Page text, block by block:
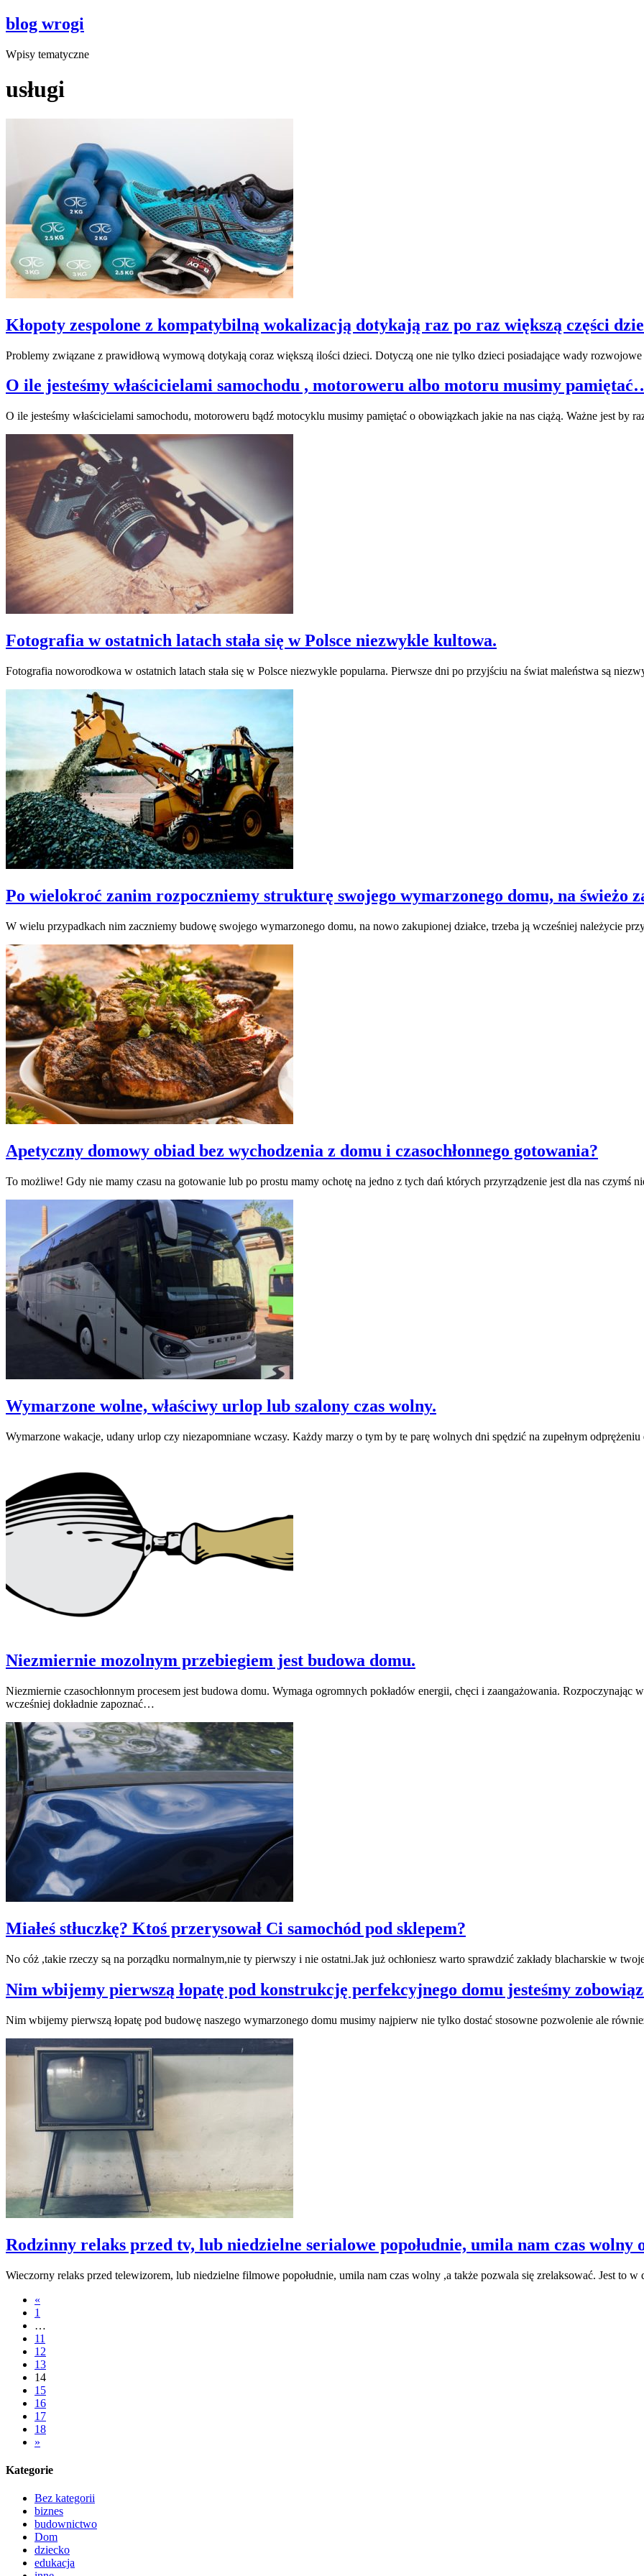
blog wrogi
Wpisy tematyczne
usługi
Kłopoty zespolone z kompatybilną wokalizacją dotykają raz po raz większą części
Problemy związane z prawidłową wymową dotykają coraz większą ilości dzieci. Dotyczą one nie tylko dzieci posiadające wady
O ile jesteśmy właścicielami samochodu , motoroweru albo motoru musimy
O ile jesteśmy właścicielami samochodu, motoroweru bądź motocyklu musimy pamiętać o obowiązkach jakie na nas ciążą. Ważne jest by
Fotografia w ostatnich latach stała się w Polsce niezwykle kultowa.
Fotografia noworodkowa w ostatnich latach stała się w Polsce niezwykle popularna. Pierwsze dni po przyjściu na świat maleństwa są
Po wielokroć zanim rozpoczniemy strukturę swojego wymarzonego domu, na świeżo
W wielu przypadkach nim zaczniemy budowę swojego wymarzonego domu, na nowo zakupionej działce, trzeba ją wcześniej należycie
Apetyczny domowy obiad bez wychodzenia z domu i czasochłonnego gotowania?
To możliwe! Gdy nie mamy czasu na gotowanie lub po prostu mamy ochotę na jedno z tych dań których przyrządzenie jest dla nas czymś
Wymarzone wolne, właściwy urlop lub szalony czas wolny.
Wymarzone wakacje, udany urlop czy niezapomniane wczasy. Każdy marzy o tym by te parę wolnych dni spędzić na zupełnym
Niezmiernie mozolnym przebiegiem jest budowa domu.
Niezmiernie czasochłonnym procesem jest budowa domu. Wymaga ogromnych pokładów energii, chęci i zaangażowania. Rozpoczynając
wcześniej dokładnie zapoznać…
Miałeś stłuczkę? Ktoś przerysował Ci samochód pod sklepem?
No cóż ,takie rzeczy są na porządku normalnym,nie ty pierwszy i nie ostatni.Jak już ochłoniesz warto sprawdzić zakłady blacharskie w
Nim wbijemy pierwszą łopatę pod konstrukcję perfekcyjnego domu jesteśmy
Nim wbijemy pierwszą łopatę pod budowę naszego wymarzonego domu musimy najpierw nie tylko dostać stosowne pozwolenie ale
Rodzinny relaks przed tv, lub niedzielne serialowe popołudnie, umila nam czas wolny
Wieczorny relaks przed telewizorem, lub niedzielne filmowe popołudnie, umila nam czas wolny ,a także pozwala się zrelaksować. Jest to
«
1
…
11
12
13
14
15
16
17
18
»
Kategorie
Bez kategorii
biznes
budownictwo
Dom
dziecko
edukacja